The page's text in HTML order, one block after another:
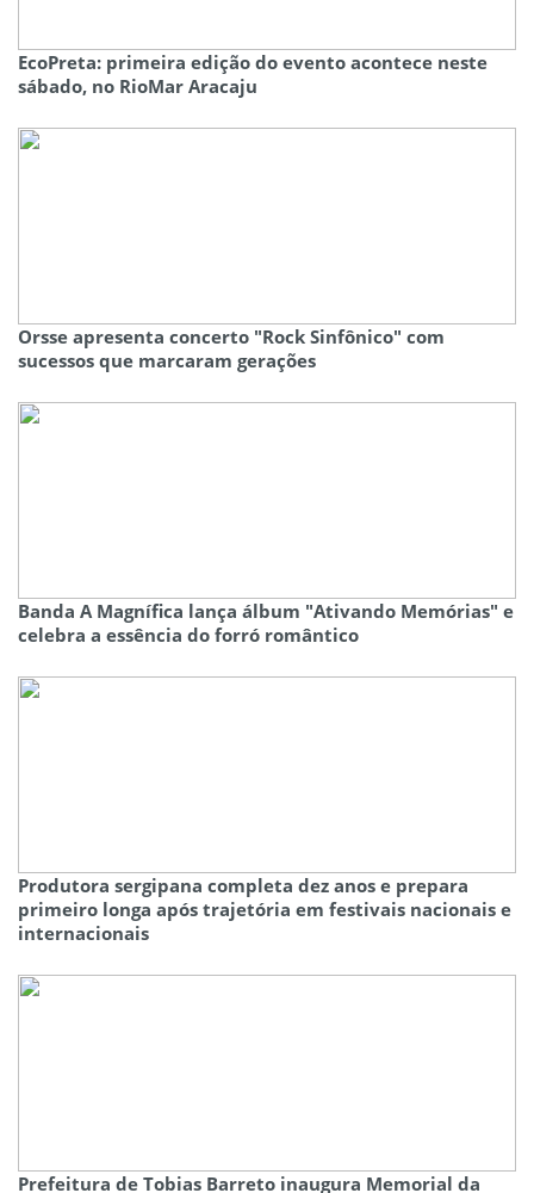
EcoPreta: primeira edição do evento acontece neste
sábado, no RioMar Aracaju
Orsse apresenta concerto "Rock Sinfônico" com
sucessos que marcaram gerações
Banda A Magnífica lança álbum "Ativando Memórias" e
celebra a essência do forró romântico
Produtora sergipana completa dez anos e prepara
primeiro longa após trajetória em festivais nacionais e
internacionais
Prefeitura de Tobias Barreto inaugura Memorial da